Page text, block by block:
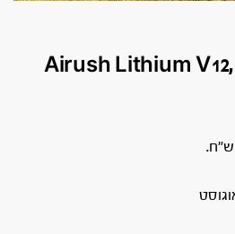
קייט סרפינג משומש Airush Lithium V12,